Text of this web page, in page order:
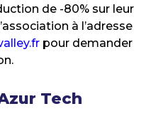
de -80% sur leur
à l’adresse
pour demander
Tech